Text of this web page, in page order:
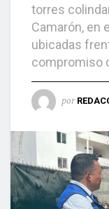
torres
Camarón, en
ubicadas
compromiso
por